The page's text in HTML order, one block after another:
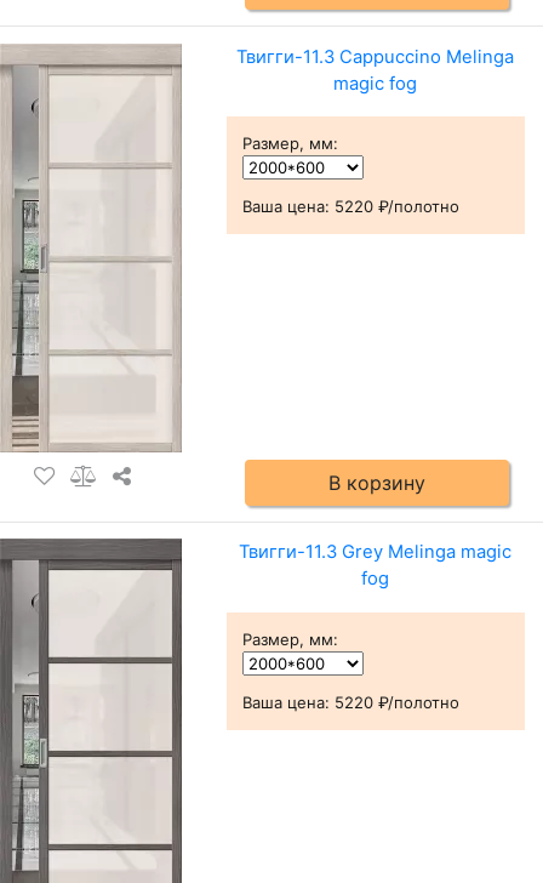
Твигги-11.3 Cappuccino Melinga
magic fog
Размер, мм:
Ваша цена: 5220 ₽/полотно
В корзину
Твигги-11.3 Grey Melinga magic
fog
Размер, мм:
Ваша цена: 5220 ₽/полотно